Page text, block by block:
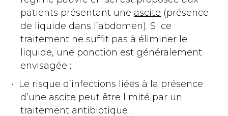
patients présentant une ascite (présence
de liquide dans l’abdomen). Si ce
traitement ne suffit pas à éliminer le
liquide, une ponction est généralement
envisagée ;
Le risque d’infections liées à la présence
d’une ascite peut être limité par un
traitement antibiotique ;